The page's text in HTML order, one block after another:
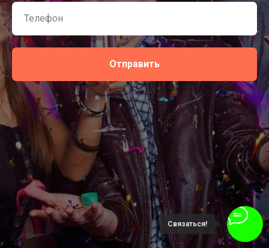
Связаться!
Отправить